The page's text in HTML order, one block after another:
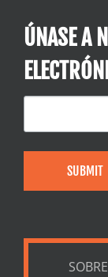
ÚNASE A
SUBMIT